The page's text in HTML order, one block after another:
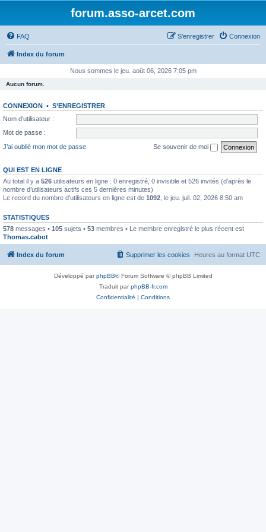
forum.asso-arcet.com
FAQ Connexion
S’enregistrer
Index du forum
Nous sommes le jeu. août 06, 2026 7:05 pm
Aucun forum.
CONNEXION • S’ENREGISTRER
Nom d’utilisateur :
Mot de passe :
J’ai oublié mon mot de passe
Se souvenir de moi
QUI EST EN LIGNE
Au total il y a 526 utilisateurs en ligne : 0 enregistré, 0 invisible et 526 invités (d’après le
nombre d’utilisateurs actifs ces 5 dernières minutes)
Le record du nombre d’utilisateurs en ligne est de 1092 , le jeu. juil. 02, 2026 8:50 am
STATISTIQUES
578 messages • 105 sujets • 53 membres • Le membre enregistré le plus récent est
Thomas.cabot
Index du forum Heures au format UTC
Supprimer les cookies
Développé parphpBB® Forum Software © phpBB Limited
Traduit parphpBB-fr.com
Confidentialité | Conditions